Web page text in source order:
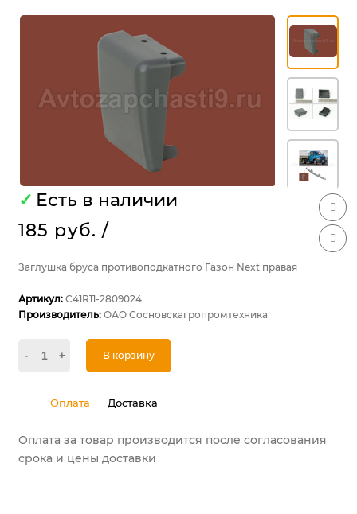
✓ Есть в наличии
185 руб. /
Заглушка бруса противоподкатного Газон Next правая
Артикул: С41R11-2809024
Производитель: ОАО Сосновскагропромтехника
- + В корзину
Оплата Доставка
Оплата за товар производится после согласования
срока и цены доставки